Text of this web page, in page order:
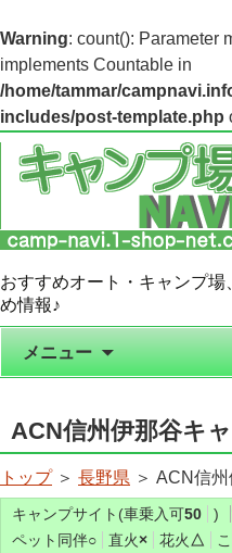
Warning: count(): Parameter
implements Countable in
/home/tammar/
includes/post-template.php
おすすめオート・キャンプ
め情報♪
メニュー
ACN信州伊那谷キ
トップ＞ 長野県 ＞ ACN信
キャンプサイト(車乗入可50 )
ペット同伴○ 直火× 花火 △